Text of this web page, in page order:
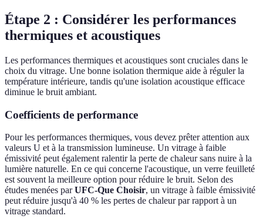
Étape 2 : Considérer les performances
thermiques et acoustiques
Les performances thermiques et acoustiques sont cruciales dans le
choix du vitrage. Une bonne isolation thermique aide à réguler la
température intérieure, tandis qu'une isolation acoustique efficace
diminue le bruit ambiant.
Coefficients de performance
Pour les performances thermiques, vous devez prêter attention aux
valeurs U et à la transmission lumineuse. Un vitrage à faible
émissivité peut également ralentir la perte de chaleur sans nuire à la
lumière naturelle. En ce qui concerne l'acoustique, un verre feuilleté
est souvent la meilleure option pour réduire le bruit. Selon des
études menées parUFC-Que Choisir, un vitrage à faible émissivité
peut réduire jusqu'à 40 % les pertes de chaleur par rapport à un
vitrage standard.